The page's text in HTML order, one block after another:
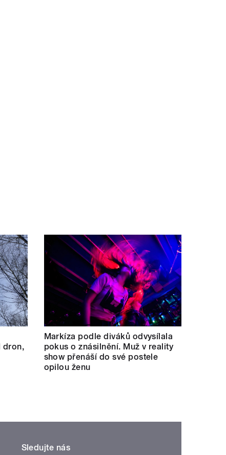
dron,
Markíza podle diváků odvysílala
pokus o znásilnění. Muž v reality
show přenáší do své postele
opilou ženu
Sledujte nás